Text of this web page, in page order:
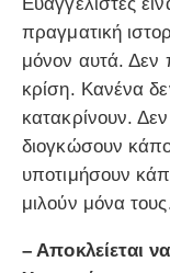
Ευαγγελιστές
πραγματική
μόνον αυτά. Δεν
κρίση. Κανένα
κατακρίνουν.
διογκώσουν
υποτιμήσουν
μιλούν μόνα
– Αποκλείεται